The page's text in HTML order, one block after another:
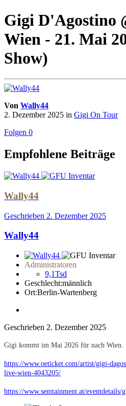
Gigi D'Agostino
Wien - 21. Mai
Show)
Von Wally44
2. Dezember 2025 in Gigi On Tour
Folgen 0
Empfohlene Beiträge
Wally44
Geschrieben 2. Dezember 2025
Wally44
Administratoren
9,1Tsd
Geschlecht:männlich
Ort:Berlin-Wartenberg
Geschrieben 2. Dezember 2025
Gigi kommt im Mai 2026 für nach Wien.
https://www.oeticket.com/artist/gigi-
live-wien-4043205/
https://www.semtainment.at/eventdetails/